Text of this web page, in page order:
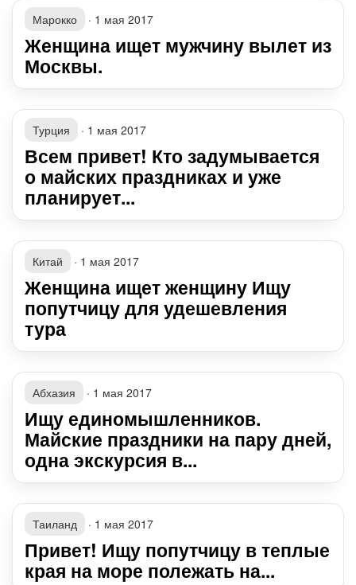
Марокко · 1 мая 2017
Женщина ищет мужчину вылет из
Москвы.
Турция · 1 мая 2017
Всем привет! Кто задумывается
о майских праздниках и уже
планирует...
Китай · 1 мая 2017
Женщина ищет женщину Ищу
попутчицу для удешевления
тура
Абхазия · 1 мая 2017
Ищу единомышленников.
Майские праздники на пару дней,
одна экскурсия в...
Таиланд · 1 мая 2017
Привет! Ищу попутчицу в теплые
края на море полежать на...